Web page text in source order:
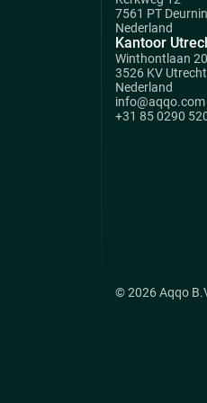
7561 PT
Nederland
Kantoor
Winthontlaan
3526 KV Utrecht
Nederland
info@aqqo.com
+31 85 0290
© 2026 Aqqo